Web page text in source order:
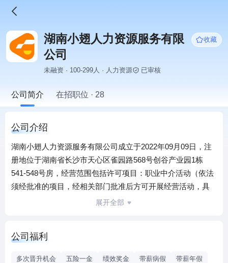
湖南小翅人力资源服务有限
公司
收藏
未融资 · 100-299人 · 人力资源 已审核
公司简介 在招职位 · 28
公司介绍
湖南小翅人力资源服务有限公司成立于2022年09月09日，注
册地位于湖南省长沙市天心区雀园路568号创谷产业园1栋
541-548号房，经营范围包括许可项目：职业中介活动（依法
须经批准的项目，经相关部门批准后方可开展经营活动，具
体经营项目以相关部门批准文件或许可证件为准）一般项
训）；教育咨询服务（不含涉许可审批的教育培训活动）；
展开全部
公司福利
多次晋升机会 五险一金 绩效奖金 带薪病假
带薪年假